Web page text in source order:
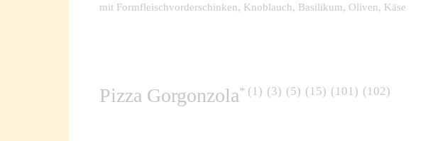
mit Formfleischvorderschinken, Knoblauch, Basilikum, Oliven, Käse
Pizza Gorgonzola 1 3 5 15 101 102